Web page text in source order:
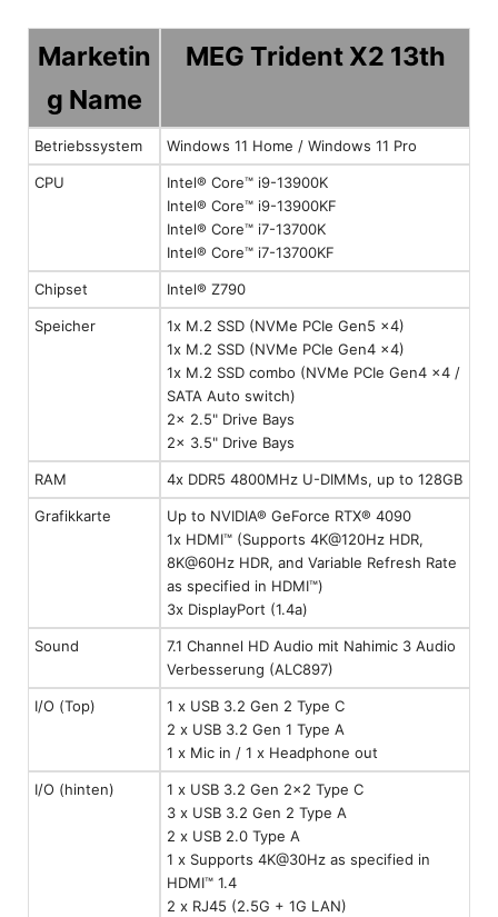
Marketin
g Name
MEG Trident X2 13th
Betriebssystem Windows 11 Home / Windows 11 Pro
CPU
Intel® Core™ i9-13900K
Intel® Core™ i9-13900KF
Intel® Core™ i7-13700K
Intel® Core™ i7-13700KF
Chipset Intel® Z790
Speicher
1x M.2 SSD (NVMe PCIe Gen5 x4)
1x M.2 SSD (NVMe PCIe Gen4 x4)
1x M.2 SSD combo (NVMe PCIe Gen4 x4 /
SATA Auto switch)
2x 2.5" Drive Bays
2x 3.5" Drive Bays
RAM 4x DDR5 4800MHz U-DIMMs, up to 128GB
Grafikkarte
Up to NVIDIA® GeForce RTX® 4090
1x HDMI™ (Supports 4K@120Hz HDR,
8K@60Hz HDR, and Variable Refresh Rate
as specified in HDMI™)
3x DisplayPort (1.4a)
Sound
7.1 Channel HD Audio mit Nahimic 3 Audio
Verbesserung (ALC897)
I/O (Top)
1 x USB 3.2 Gen 2 Type C
2 x USB 3.2 Gen 1 Type A
1 x Mic in / 1 x Headphone out
I/O (hinten)
1 x USB 3.2 Gen 2x2 Type C
3 x USB 3.2 Gen 2 Type A
2 x USB 2.0 Type A
1 x Supports 4K@30Hz as specified in
HDMI™ 1.4
2 x RJ45 (2.5G + 1G LAN)